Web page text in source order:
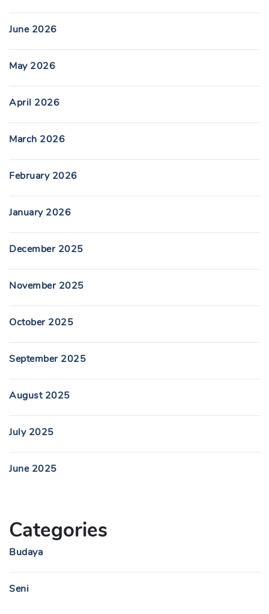
June 2026
May 2026
April 2026
March 2026
February 2026
January 2026
December 2025
November 2025
October 2025
September 2025
August 2025
July 2025
June 2025
Categories
Budaya
Seni